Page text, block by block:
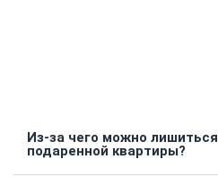
Из-за чего можно лишиться
подаренной квартиры?